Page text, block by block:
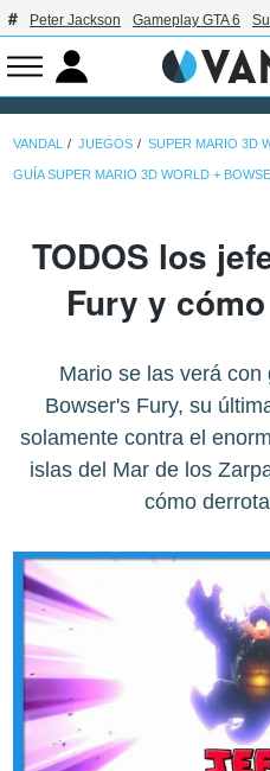
Peter Jackson Gameplay GTA 6
VANDAL JUEGOS SUPER MARIO 3D
GUÍA SUPER MARIO 3D WORLD +
TODOS los
Fury y
Mario se las verá
Bowser's Fury, su
solamente contra el
islas del Mar de los
cómo